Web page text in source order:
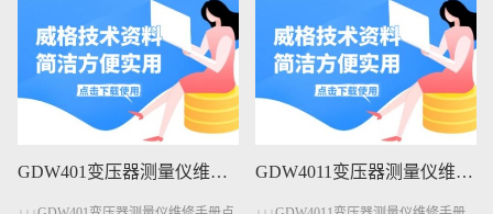
GDW401变压器测量仪维修手册下载 GDW4011变压器测量仪维修手册下载